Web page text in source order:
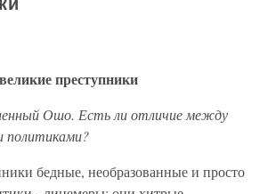
преступники
Ошо. Есть ли отличие между
политиками?
бедные, необразованные и просто